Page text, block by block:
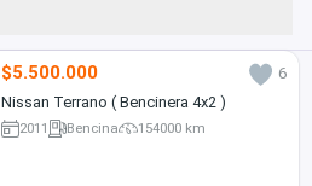
$5.500.000
6
Nissan Terrano ( Bencinera 4x2 )
2011 Bencina 154000 km